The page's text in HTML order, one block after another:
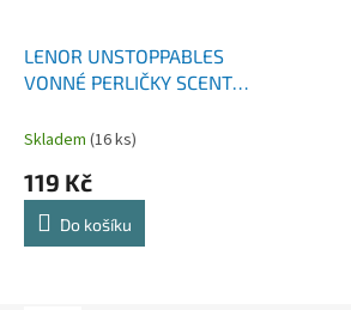
LENOR UNSTOPPABLES
VONNÉ PERLIČKY SCENT
Skladem (16 ks)
119 Kč
Do košíku